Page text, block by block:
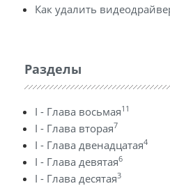
Как удалить
Разделы
I - Глава восьмая11
I - Глава вторая7
I - Глава двенадцатая4
I - Глава девятая6
I - Глава десятая3